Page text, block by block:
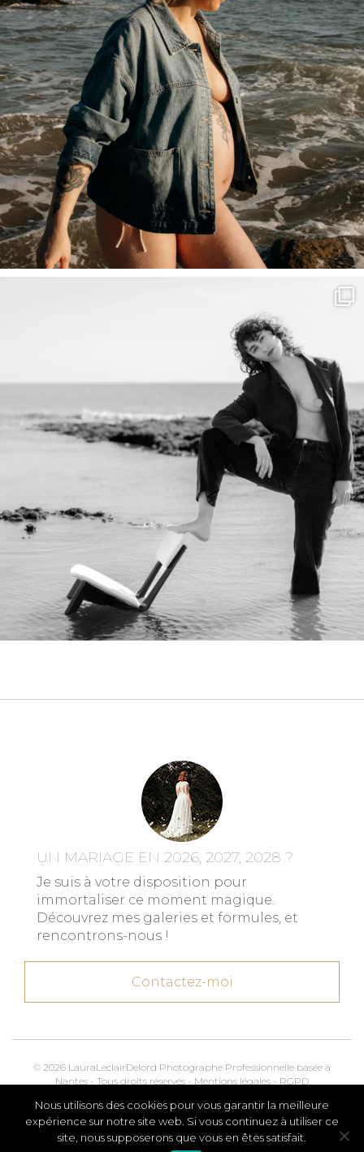
UN MARIAGE EN 2026, 2027, 2028 ?
Je suis à votre disposition pour
immortaliser ce moment magique.
Découvrez mes galeries et formules, et
rencontrons-nous !
Contactez-moi
© 2026 LauraLeclairDelord Photographe Professionnelle basée à
Nantes - Tous droits réservés - Mentions légales - RGPD
Kroox.ioMarketing, Creative & Digital
Nous utilisons des cookies pour vous garantir la meilleure
expérience sur notre site web. Si vous continuez à utiliser ce
site, nous supposerons que vous en êtes satisfait.